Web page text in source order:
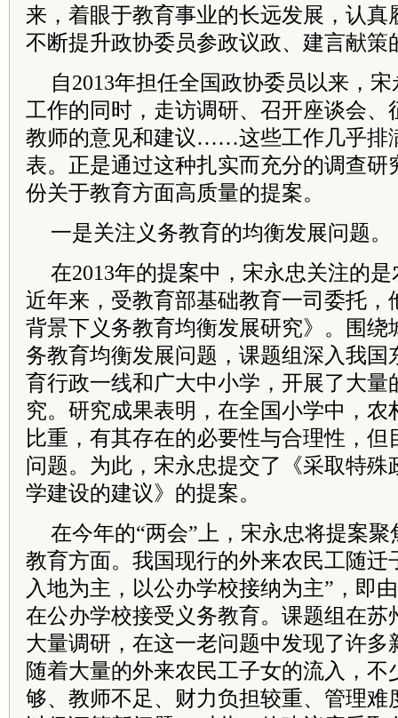
来，着眼于教育事业的长远发展，认真
不断提升政协委员参政议政、建言献策
自2013年担任全国政协委员以来，
工作的同时，走访调研、召开座谈会、
教师的意见和建议……这些工作几乎排
表。正是通过这种扎实而充分的调查研
份关于教育方面高质量的提案。
一是关注义务教育的均衡发展问题。
在2013年的提案中，宋永忠关注的
近年来，受教育部基础教育一司委托，
背景下义务教育均衡发展研究》。围绕
务教育均衡发展问题，课题组深入我国
育行政一线和广大中小学，开展了大量
究。研究成果表明，在全国小学中，农
比重，有其存在的必要性与合理性，但
问题。为此，宋永忠提交了《采取特殊
学建设的建议》的提案。
在今年的“两会”上，宋永忠将提案
教育方面。我国现行的外来农民工随迁
入地为主，以公办学校接纳为主”，即
在公办学校接受义务教育。课题组在苏
大量调研，在这一老问题中发现了许多
随着大量的外来农民工子女的流入，不
够、教师不足、财力负担较重、管理难